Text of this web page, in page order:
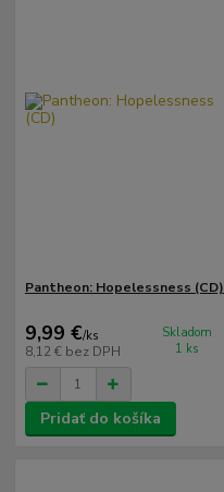
Pantheon: Hopelessness (CD)
9,99 €/ks
8,12 € bez DPH
Skladom
1 ks
Pridať do košíka